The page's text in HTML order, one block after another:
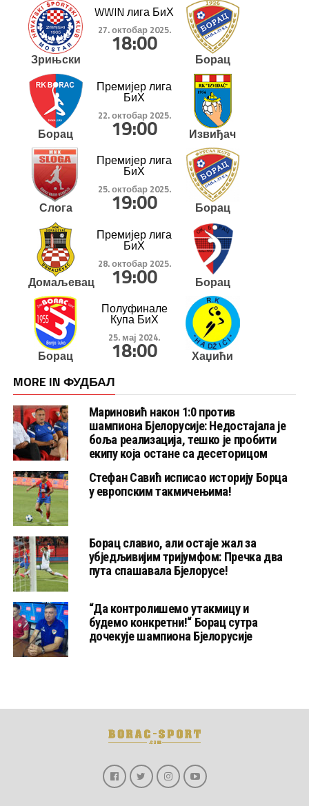
Зрињски
WWIN лига БиХ
27. октобар 2025.
18:00
Борац
Борац
Премијер лига
БиХ
22. октобар 2025.
19:00 Извиђач
Слога
Премијер лига
БиХ
25. октобар 2025.
19:00 Борац
Домаљевац
Премијер лига
БиХ
28. октобар 2025.
19:00 Борац
Борац
Полуфинале
Купа БиХ
25. мај 2024.
18:00 Хаџићи
MORE IN ФУДБАЛ
Мариновић након 1:0 против
шампиона Бјелорусије: Недостајала је
боља реализација, тешко је пробити
екипу која остане са десеторицом
Стефан Савић исписао историју Борца
у европским такмичењима!
Борац славио, али остаје жал за
убједљивијим тријумфом: Пречка два
пута спашавала Бјелорусе!
“Да контролишемо утакмицу и
будемо конкретни!“ Борац сутра
дочекује шампиона Бјелорусије